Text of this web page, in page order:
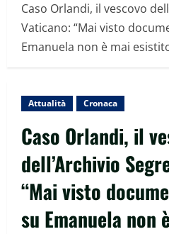
Caso Orlandi, il vescovo
Vaticano: “Mai visto
Emanuela non è mai
Attualità Cronaca
Caso Orlandi, il
dell’Archivio
“Mai visto
su Emanuela non